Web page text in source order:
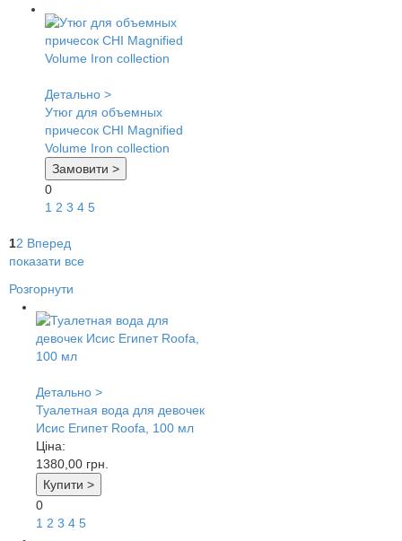
Детально >
Утюг для объемных
причесок CHI Magnified
Volume Iron collection
Замовити >
0
1 2 3 4 5
12 Вперед
показати все
Розгорнути
Детально >
Туалетная вода для девочек
Исис Египет Roofa, 100 мл
Ціна:
1380,00 грн.
Купити >
0
1 2 3 4 5